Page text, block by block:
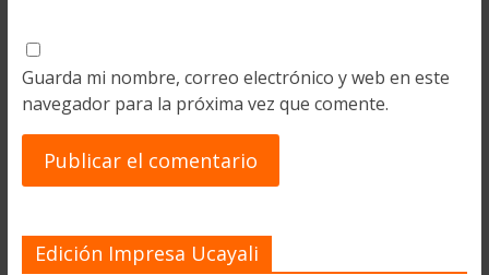
Guarda mi nombre, correo electrónico y web en este
navegador para la próxima vez que comente.
Edición Impresa Ucayali